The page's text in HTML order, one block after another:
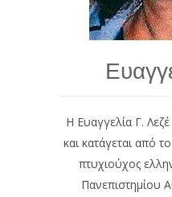
Η Ευαγγελία Γ.
και κατάγεται από
πτυχιούχος
Πανεπιστημίου